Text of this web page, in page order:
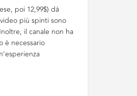
poi 12,99$) dà
più spinti sono
il canale non ha
è necessario